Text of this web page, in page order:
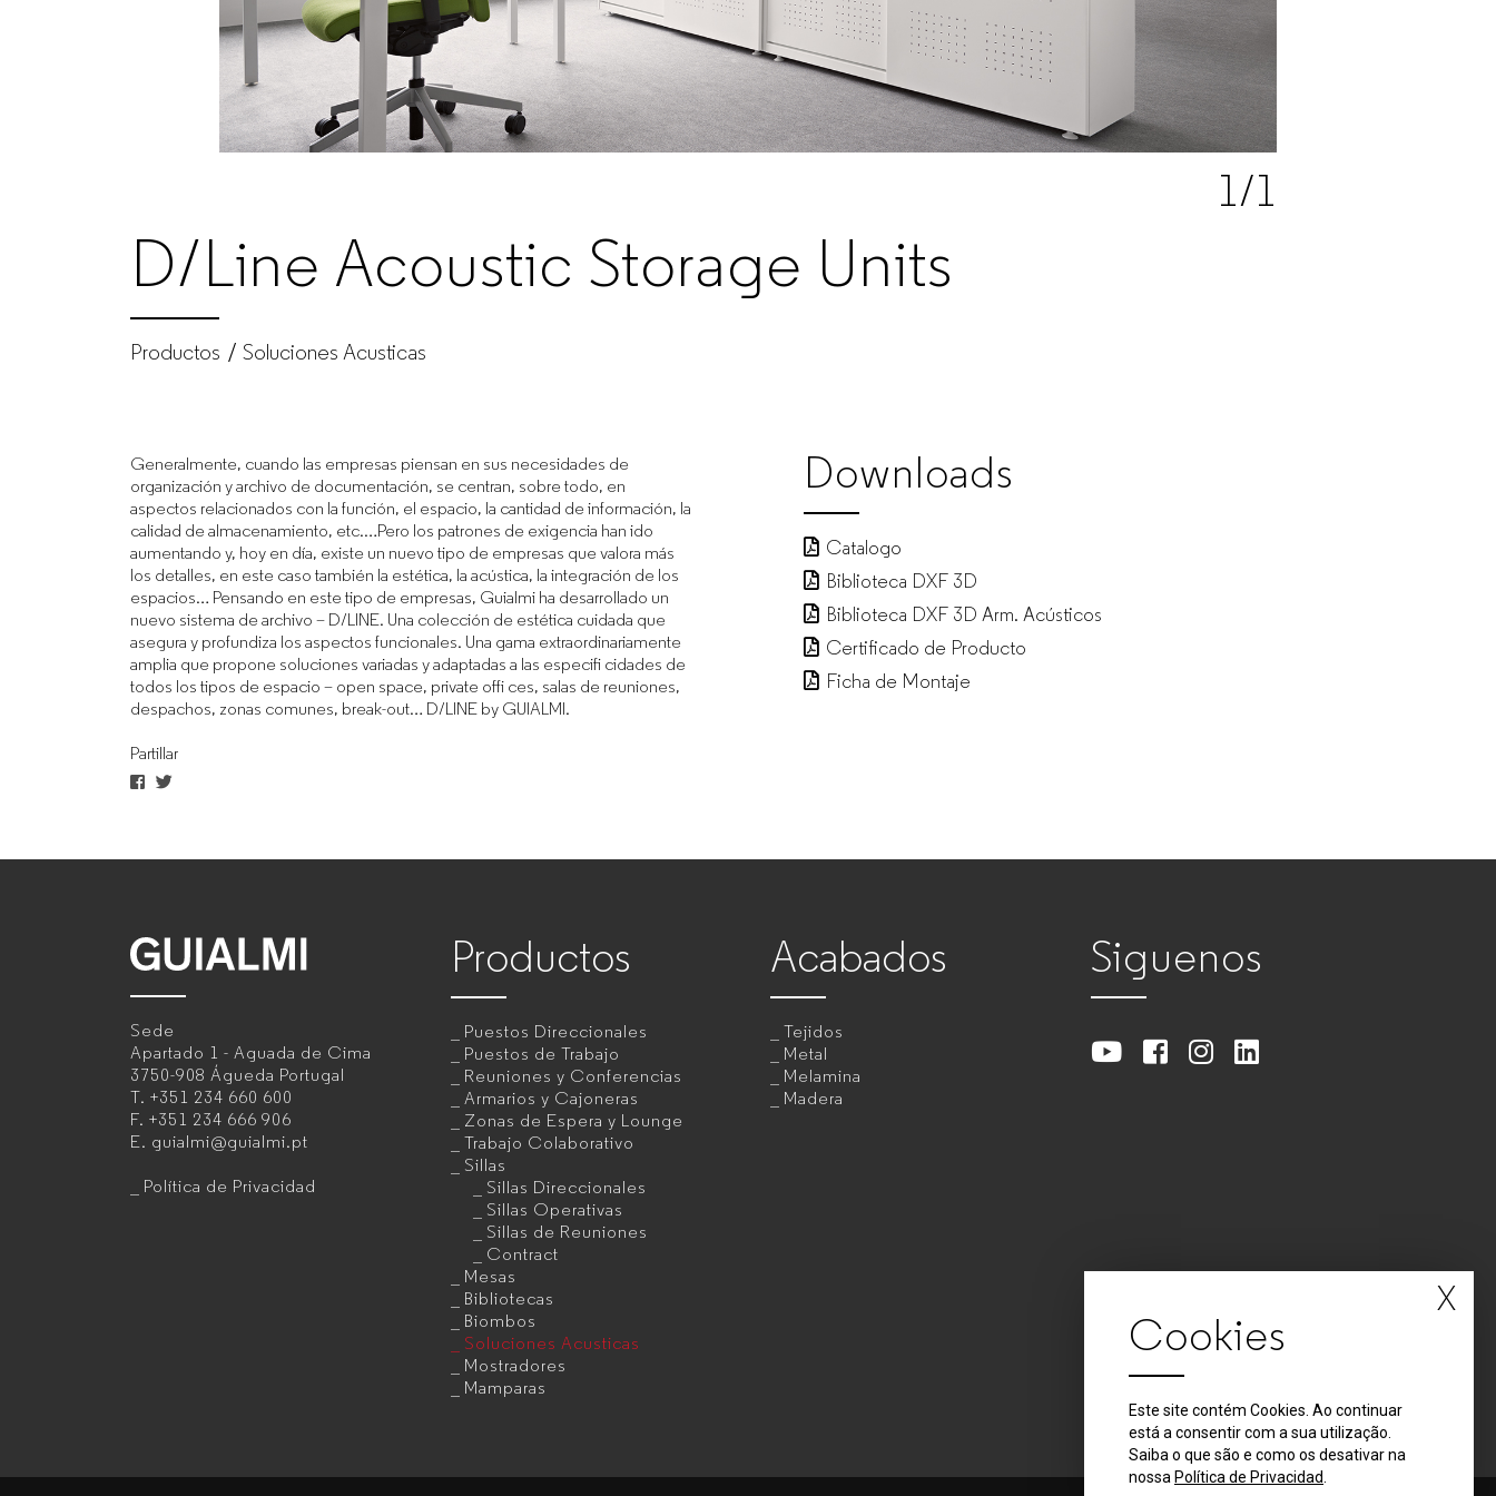
1/1
D/Line Acoustic Storage Units
Productos Soluciones Acusticas
Generalmente, cuando las empresas piensan en sus necesidades de
organización y archivo de documentación, se centran, sobre todo, en
aspectos relacionados con la función, el espacio, la cantidad de información, la
calidad de almacenamiento, etc.…Pero los patrones de exigencia han ido
aumentando y, hoy en día, existe un nuevo tipo de empresas que valora más
los detalles, en este caso también la estética, la acústica, la integración de los
espacios… Pensando en este tipo de empresas, Guialmi ha desarrollado un
nuevo sistema de archivo – D/LINE. Una colección de estética cuidada que
asegura y profundiza los aspectos funcionales. Una gama extraordinariamente
amplia que propone soluciones variadas y adaptadas a las especifi cidades de
todos los tipos de espacio – open space, private offi ces, salas de reuniones,
despachos, zonas comunes, break-out… D/LINE by GUIALMI.
Partillar
Downloads
Catalogo
Biblioteca DXF 3D
Biblioteca DXF 3D Arm. Acústicos
Certificado de Producto
Ficha de Montaje
Sede
Apartado 1 - Aguada de Cima
3750-908 Águeda Portugal
T. +351 234 660 600
F. +351 234 666 906
E. guialmi@guialmi.pt
Política de Privacidad
Productos
Puestos Direccionales
Puestos de Trabajo
Reuniones y Conferencias
Armarios y Cajoneras
Zonas de Espera y Lounge
Trabajo Colaborativo
Sillas
Sillas Direccionales
Sillas Operativas
Sillas de Reuniones
Contract
Mesas
Bibliotecas
Biombos
Soluciones Acusticas
Mostradores
Mamparas
Acabados
Tejidos
Metal
Melamina
Madera
Siguenos
X
Cookies
Este site contém Cookies. Ao continuar
está a consentir com a sua utilização.
Saiba o que são e como os desativar na
nossa Política de Privacidad